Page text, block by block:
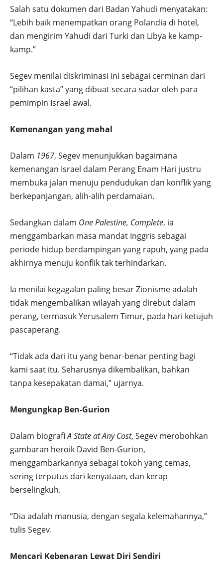
Salah satu dokumen dari Badan Yahudi menyatakan:
“Lebih baik menempatkan orang Polandia di hotel,
dan mengirim Yahudi dari Turki dan Libya ke kamp-
kamp.”
Segev menilai diskriminasi ini sebagai cerminan dari
“pilihan kasta” yang dibuat secara sadar oleh para
pemimpin Israel awal.
Kemenangan yang mahal
Dalam 1967, Segev menunjukkan bagaimana
kemenangan Israel dalam Perang Enam Hari justru
membuka jalan menuju pendudukan dan konflik yang
berkepanjangan, alih-alih perdamaian.
Sedangkan dalam One Palestine, Complete, ia
menggambarkan masa mandat Inggris sebagai
periode hidup berdampingan yang rapuh, yang pada
akhirnya menuju konflik tak terhindarkan.
Ia menilai kegagalan paling besar Zionisme adalah
tidak mengembalikan wilayah yang direbut dalam
perang, termasuk Yerusalem Timur, pada hari ketujuh
pascaperang.
“Tidak ada dari itu yang benar-benar penting bagi
kami saat itu. Seharusnya dikembalikan, bahkan
tanpa kesepakatan damai,” ujarnya.
Mengungkap Ben-Gurion
Dalam biografiA State at Any Cost, Segev merobohkan
gambaran heroik David Ben-Gurion,
menggambarkannya sebagai tokoh yang cemas,
sering terputus dari kenyataan, dan kerap
berselingkuh.
“Dia adalah manusia, dengan segala kelemahannya,”
tulis Segev.
Mencari Kebenaran Lewat Diri Sendiri